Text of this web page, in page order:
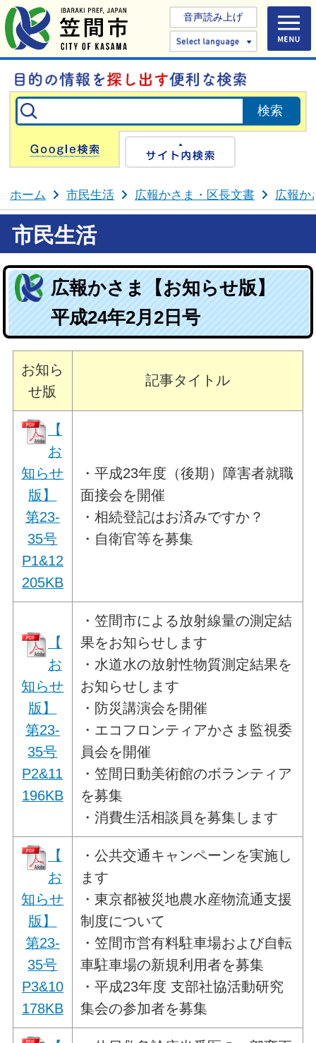
音声読み上げ
Select
Google検索
ホーム 市民生活 広報かさま・区長文書 広報か
市民生活
広報かさま【お知らせ版】
平成24年2月2日号
お知ら
せ版
記事タイトル
【
お
知らせ
版】
第23-
35号
P1&12
205KB
・平成23年度（後期）障害者就職
面接会を開催
・相続登記はお済みですか？
・自衛官等を募集
【
お
知らせ
版】
第23-
35号
P2&11
196KB
・笠間市による放射線量の測定結
果をお知らせします
・水道水の放射性物質測定結果を
お知らせします
・防災講演会を開催
・エコフロンティアかさま監視委
員会を開催
・笠間日動美術館のボランティア
を募集
・消費生活相談員を募集します
【
お
知らせ
版】
第23-
35号
P3&10
178KB
・公共交通キャンペーンを実施し
ます
・東京都被災地農水産物流通支援
制度について
・笠間市営有料駐車場および自転
車駐車場の新規利用者を募集
・平成23年度 支部社協活動研究
集会の参加者を募集